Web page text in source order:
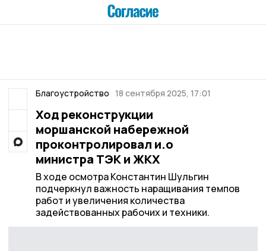
Благоустройство 18 сентября 2025, 17:01
Ход реконструкции
моршанской набережной
проконтролировал и.о
министра ТЭК и ЖКХ
В ходе осмотра Константин Шульгин
подчеркнул важность наращивания темпов
работ и увеличения количества
задействованных рабочих и техники.